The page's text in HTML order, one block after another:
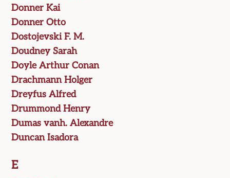
Donner Kai
Donner Otto
Dostojevski F. M.
Doudney Sarah
Doyle Arthur Conan
Drachmann Holger
Dreyfus Alfred
Drummond Henry
Dumas vanh. Alexandre
Duncan Isadora
E